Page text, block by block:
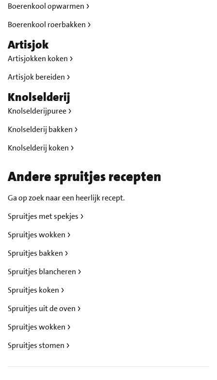
Boerenkool opwarmen
Boerenkool roerbakken
Artisjok
Artisjokken koken
Artisjok bereiden
Knolselderij
Knolselderijpuree
Knolselderij bakken
Knolselderij koken
Andere spruitjes recepten
Ga op zoek naar een heerlijk recept.
Spruitjes met spekjes
Spruitjes wokken
Spruitjes bakken
Spruitjes blancheren
Spruitjes koken
Spruitjes uit de oven
Spruitjes wokken
Spruitjes stomen